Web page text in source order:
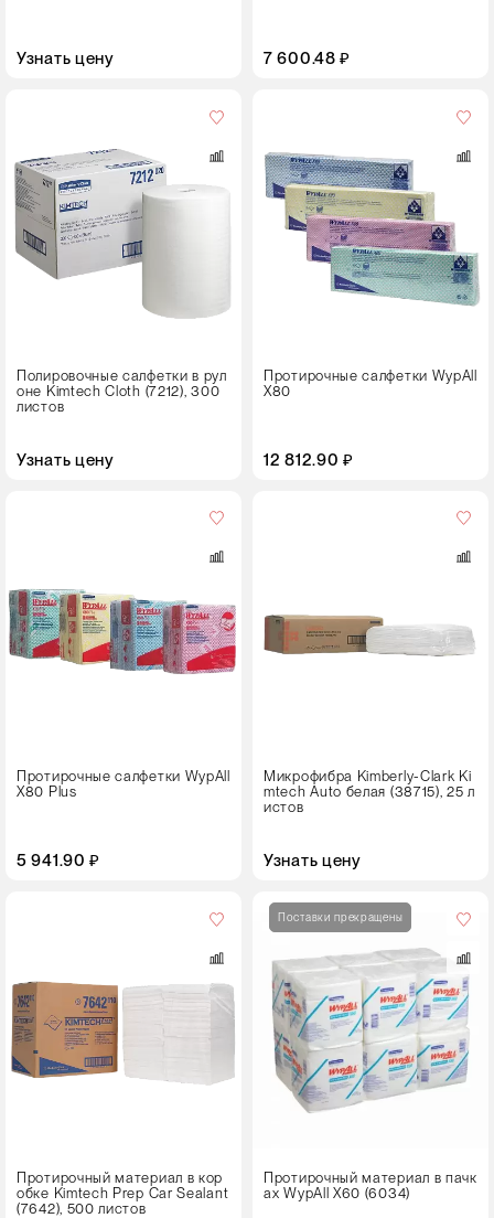
Узнать цену 7 600.48 ₽
Полировочные салфетки в рул
оне Kimtech Cloth (7212), 300
листов
Узнать цену
Протирочные салфетки WypAll
X80
12 812.90 ₽
10 пачек
Цвет
Протирочные салфетки WypAll
X80 Plus
5 941.90 ₽
Микрофибра Kimberly-Clark Ki
mtech Auto белая (38715), 25 л
истов
Узнать цену
Протирочный материал в кор
обке Kimtech Prep Car Sealant
(7642), 500 листов
Поставки прекращены
Протирочный материал в пачк
ах WypAll X60 (6034)